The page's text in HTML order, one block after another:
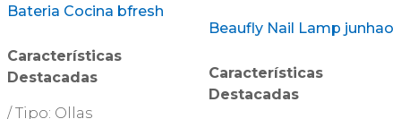
Bateria Cocina bfresh
Características
Destacadas
/ Tipo: Ollas
Beaufly Nail Lamp junhao
Características
Destacadas